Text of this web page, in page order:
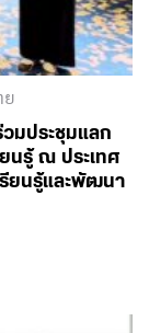
มประชุมแลก
นรู้ ณ ประเทศ
รียนรู้และพัฒนา